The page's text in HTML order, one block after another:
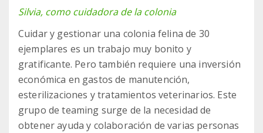
Silvia, como cuidadora de la colonia
Cuidar y gestionar una colonia felina de 30
ejemplares es un trabajo muy bonito y
gratificante. Pero también requiere una inversión
económica en gastos de manutención,
esterilizaciones y tratamientos veterinarios. Este
grupo de teaming surge de la necesidad de
obtener ayuda y colaboración de varias personas